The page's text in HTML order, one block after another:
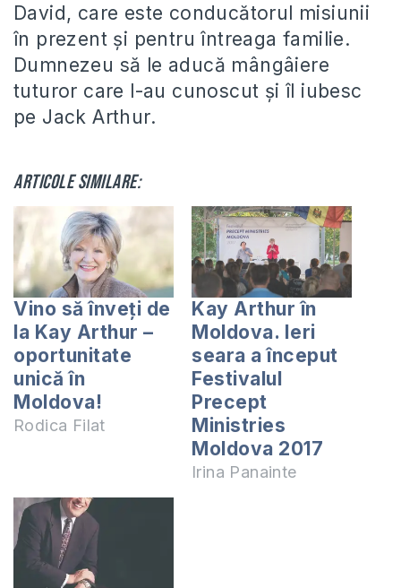
David, care este conducătorul misiunii
în prezent și pentru întreaga familie.
Dumnezeu să le aducă mângâiere
tuturor care l-au cunoscut și îl iubesc
pe Jack Arthur.
Articole similare:
Vino să înveți de
la Kay Arthur –
oportunitate
unică în
Moldova!
Rodica Filat
Kay Arthur în
Moldova. Ieri
seara a început
Festivalul
Precept
Ministries
Moldova 2017
Irina Panainte